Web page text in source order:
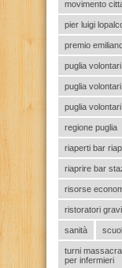
movimento
pier luigi
premio
puglia
puglia
puglia
regione puglia
riaperti bar
riaprire bar
risorse
ristoratori
sanità
turni
per infermieri